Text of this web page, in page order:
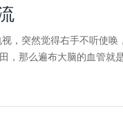
，突然觉得右手不听使唤
那么遍布大脑的血管就